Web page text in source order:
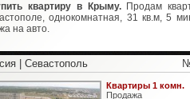
квартиру в Крыму. Продам
однокомнатная, 31 кв.м, 5
на авто.
| Севастополь
Квартиры 1 комн.
Продажа